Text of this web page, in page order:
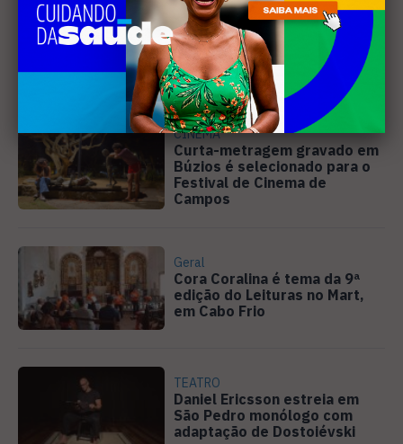
EVENTOS
Cabo Frio recebe 20ª edição
do Diveneta Moto Fest neste
fim de semana
CINEMA
Curta-metragem gravado em
Búzios é selecionado para o
Festival de Cinema de
Campos
Geral
Cora Coralina é tema da 9ª
edição do Leituras no Mart,
em Cabo Frio
TEATRO
Daniel Ericsson estreia em
São Pedro monólogo com
adaptação de Dostoiévski